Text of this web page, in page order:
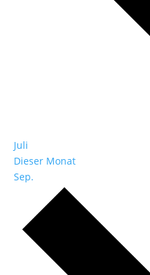
Juli
Dieser Monat
Sep.